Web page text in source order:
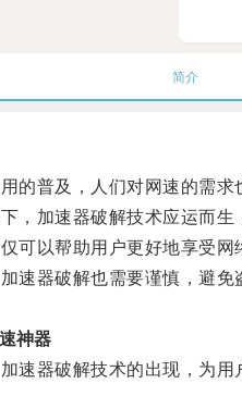
简介
普及，人们对网速的需求
加速器破解技术应运而生
以帮助用户更好地享受网
器破解也需要谨慎，避免
神器
器破解技术的出现，为用